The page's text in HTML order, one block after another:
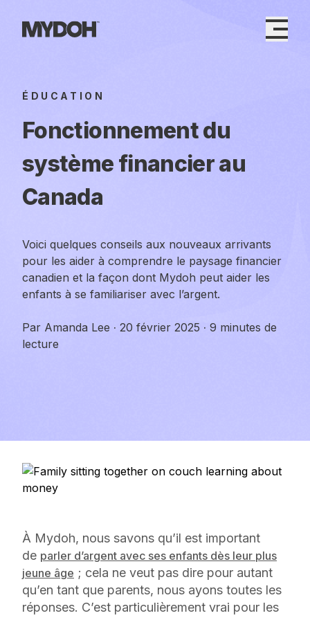
content
ÉDUCATION
Fonctionnement du
système financier au
Canada
Voici quelques conseils aux nouveaux arrivants
pour les aider à comprendre le paysage financier
canadien et la façon dont Mydoh peut aider les
enfants à se familiariser avec l’argent.
Par Amanda Lee · 20 février 2025 · 9 minutes de
lecture
À Mydoh, nous savons qu’il est important
de parler d’argent avec ses enfants dès leur plus
jeune âge ; cela ne veut pas dire pour autant
qu’en tant que parents, nous ayons toutes les
réponses. C’est particulièrement vrai pour les